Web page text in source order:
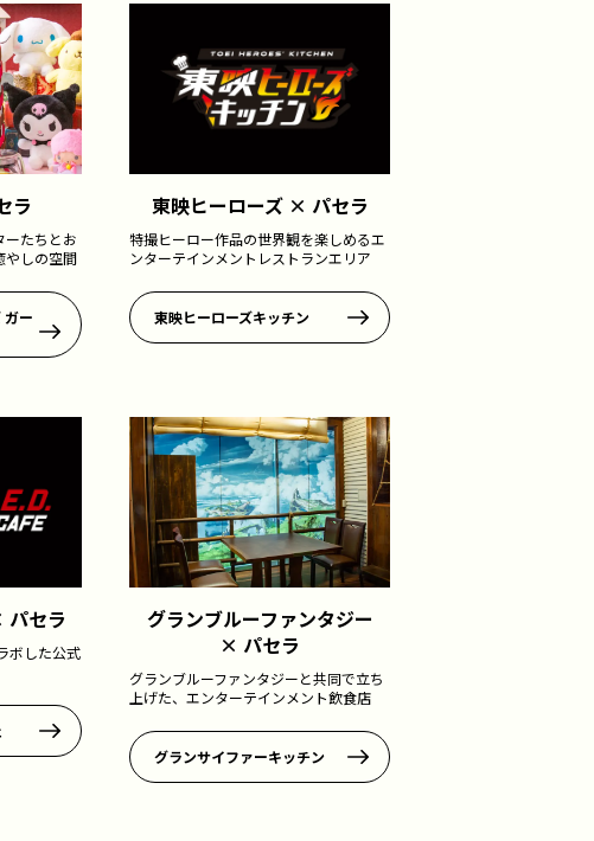
ラ
ーたちとお
やしの空間
ガー
東映ヒーローズ × パセラ
特撮ヒーロー作品の世界観を楽しめるエ
ンターテインメントレストランエリア
東映ヒーローズキッチン
パセラ
ボした公式
グランブルーファンタジー
× パセラ
グランブルーファンタジーと共同で立ち
上げた、エンターテインメント飲食店
グランサイファーキッチン